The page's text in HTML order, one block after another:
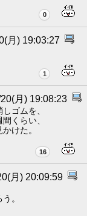
0
月) 19:03:27
1
月) 19:08:23
ゴムを、
くらい、
けた。
16
月) 20:09:59
。